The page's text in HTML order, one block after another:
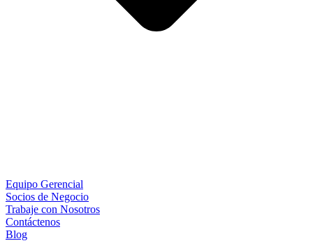
Equipo Gerencial
Socios de Negocio
Trabaje con Nosotros
Contáctenos
Blog